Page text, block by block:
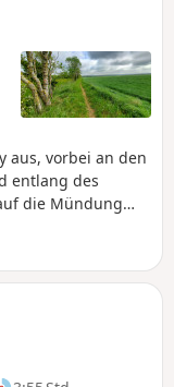
aus, vorbei an den
entlang des
die Mündung